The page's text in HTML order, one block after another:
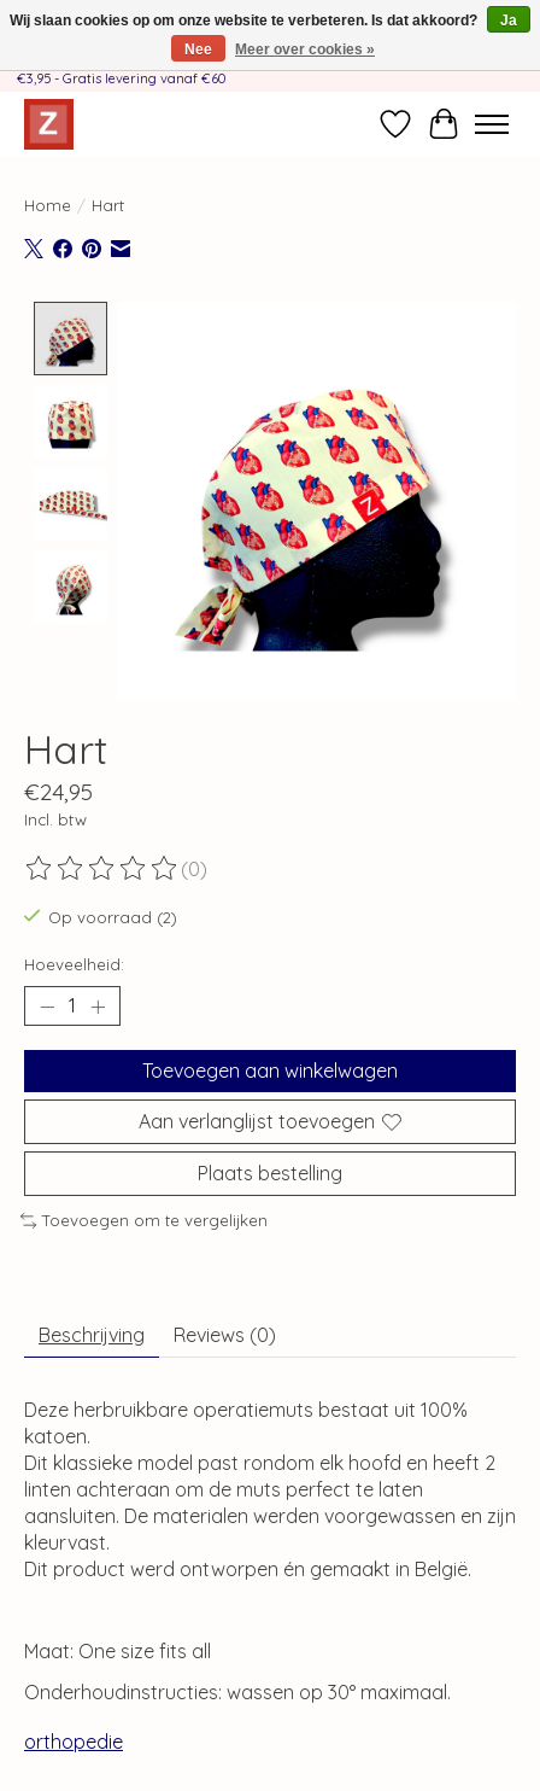
Handgemaakt door moeder-dochterteam❤️ - Verzendkosten BE & NL SLECHTS
€3,95 - Gratis levering vanaf €60
Verlanglijst
Home / Hart
Hart
€24,95
Incl. btw
De beoordeling van dit product is
(0)
Op voorraad (2)
Hoeveelheid:
Toevoegen aan winkelwagen
Aan verlanglijst toevoegen
Plaats bestelling
Toevoegen om te vergelijken
Beschrijving Reviews (0)
Deze herbruikbare operatiemuts bestaat uit 100%
katoen.
Dit klassieke model past rondom elk hoofd en heeft 2
linten achteraan om de muts perfect te laten
aansluiten. De materialen werden voorgewassen en zijn
kleurvast.
Dit product werd ontworpen én gemaakt in België.
Maat: One size fits all
Onderhoudinstructies: wassen op 30° maximaal.
orthopedie
Wij slaan cookies op om onze website te verbeteren. Is dat akkoord?
Ja
Nee
Meer over cookies »